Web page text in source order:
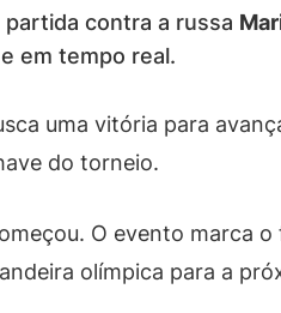
contra a russa
em tempo real.
uma vitória para
do torneio.
O evento marca
olímpica para a